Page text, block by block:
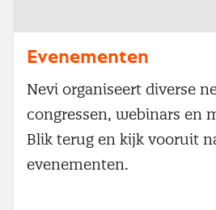
Evenementen
Nevi organiseert diverse
congressen, webinars en
Blik terug en kijk vooruit
evenementen.